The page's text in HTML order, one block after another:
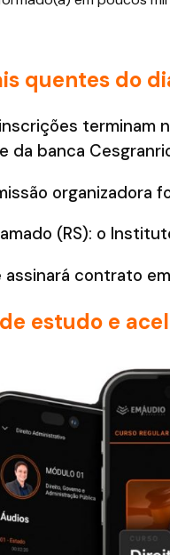
quentes do
terminam
da banca
organizadora
(RS): o
assinará contrato
estudo e